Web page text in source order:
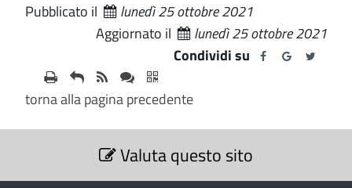
Pubblicato il
lunedì 25 ottobre 2021
Aggiornato il
lunedì 25 ottobre 2021
Condividi su
torna alla pagina precedente
S
z
Valuta questo sito